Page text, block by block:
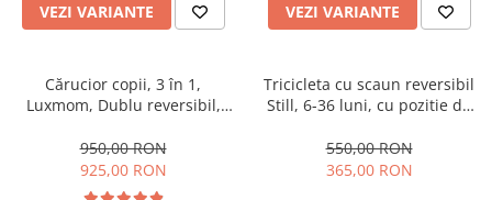
VEZI VARIANTE VEZI VARIANTE
Cărucior copii, 3 în 1,
Luxmom, Dublu reversibil,
Manusi de iarna, Roti
antieroziune off-road, Husa
de ploaie si insecte
950,00 RON
925,00 RON
Tricicleta cu scaun reversibil
Still, 6-36 luni, cu pozitie de
muzica, Jazz
550,00 RON
365,00 RON